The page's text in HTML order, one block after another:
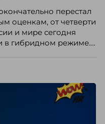
перестал
оценкам, от четверти
и мире сегодня
в гибридном режиме.
рискует
месяцы.